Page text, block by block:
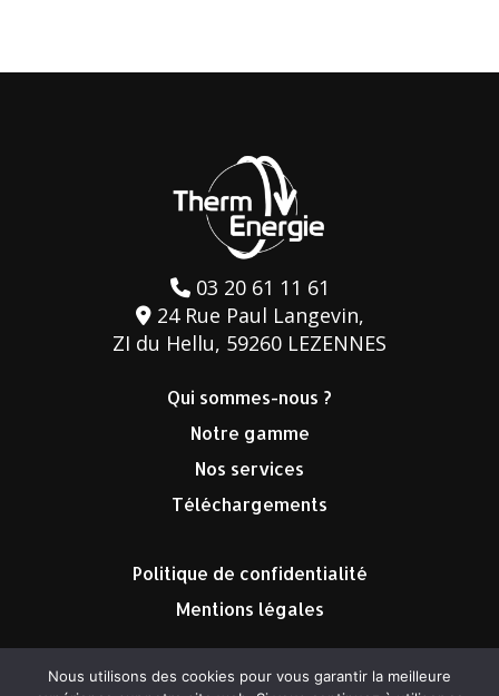
03 20 61 11 61
24 Rue Paul Langevin,
ZI du Hellu, 59260 LEZENNES
Qui sommes-nous ?
Notre gamme
Nos services
Téléchargements
Politique de confidentialité
Mentions légales
Nous utilisons des cookies pour vous garantir la meilleure